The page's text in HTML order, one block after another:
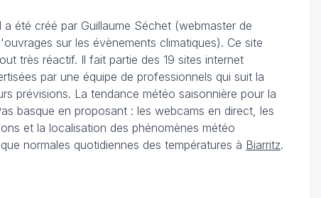
a été créé par Guillaume Séchet (webmaster de
sur les évènements climatiques). Ce site
très réactif. Il fait partie des 19 sites internet
par une équipe de professionnels qui suit la
prévisions. La tendance météo saisonnière pour la
basque en proposant : les webcams en direct, les
et la localisation des phénomènes météo
normales quotidiennes des températures à Biarritz.